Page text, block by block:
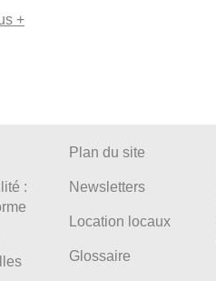
+
:
Plan du site
Newsletters
Location locaux
Glossaire